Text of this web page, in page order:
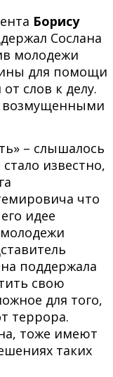
Борису
Сослана
молодежи
для помощи
слов к делу.
возмущенными
– слышалось
известно,
что
идее
поддержала
свою
для того,
террора.
тоже имеют
таких